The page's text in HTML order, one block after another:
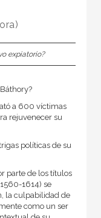
expiatorio?
a 600 víctimas
rejuvenecer su
políticas de su
parte de los títulos
1614) se
la culpabilidad de
como un ser